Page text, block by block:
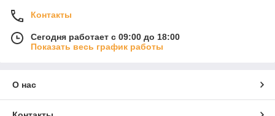
Контакты
Сегодня работает с 09:00 до 18:00
Показать весь график работы
О нас